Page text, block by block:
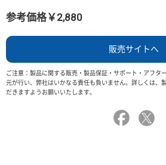
参考価格￥2,880
販売サイトへ
ご注意：製品に関する販売・製品保証・サポート・アフタ
元が行い、弊社はいかなる責任も負いません。詳しくは、
だきますようお願いいたします。